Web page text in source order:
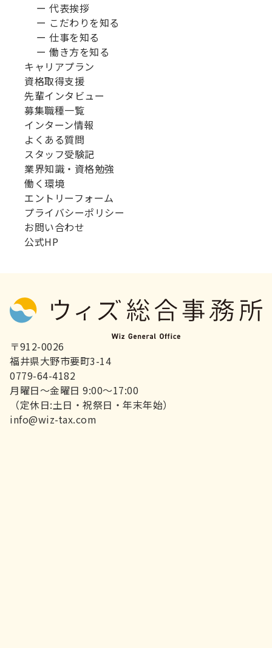
ー 代表挨拶
ー こだわりを知る
ー 仕事を知る
ー 働き方を知る
キャリアプラン
資格取得支援
先輩インタビュー
募集職種一覧
インターン情報
よくある質問
スタッフ受験記
業界知識・資格勉強
働く環境
エントリーフォーム
プライバシーポリシー
お問い合わせ
公式HP
〒912-0026
福井県大野市要町3-14
0779-64-4182
月曜日～金曜日 9:00～17:00
（定休日:土日・祝祭日・年末年始）
info@wiz-tax.com